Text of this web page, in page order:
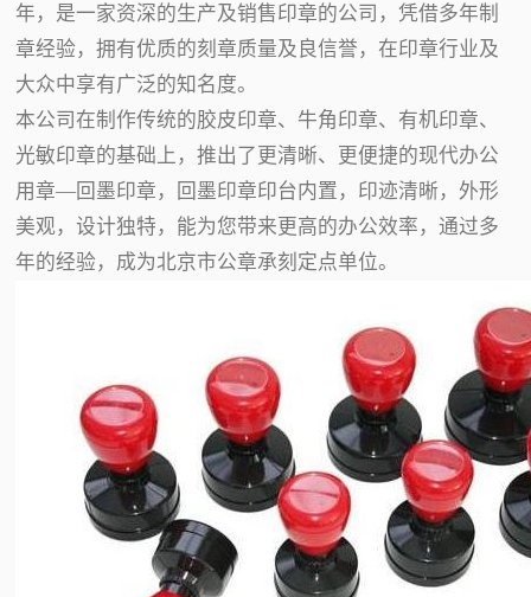
年，是一家资深的生产及销售印章的公司，凭借多年制
章经验，拥有优质的刻章质量及良信誉，在印章行业及
大众中享有广泛的知名度。
本公司在制作传统的胶皮印章、牛角印章、有机印章、
光敏印章的基础上，推出了更清晰、更便捷的现代办公
用章—回墨印章，回墨印章印台内置，印迹清晰，外形
美观，设计独特，能为您带来更高的办公效率，通过多
年的经验，成为北京市公章承刻定点单位。